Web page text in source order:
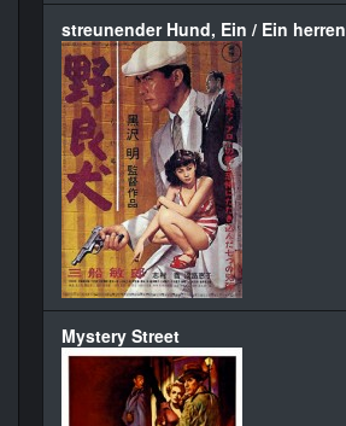
streunender Hund, Ein / Ein
Mystery Street